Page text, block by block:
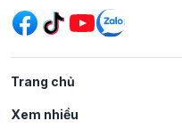
Trang chủ
Xem nhiều